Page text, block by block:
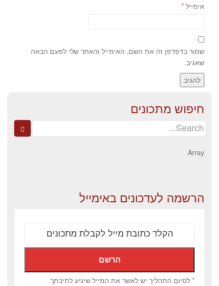
אימייל *
שמור בדפדפן זה את השם, האימייל והאתר שלי לפעם הבאה
שאגיב.
חיפוש מתכונים
Search
Array
הרשמה לעדכונים באימייל
* לסיום התהליך יש לאשר את המייל שיגיע לתיבתך.